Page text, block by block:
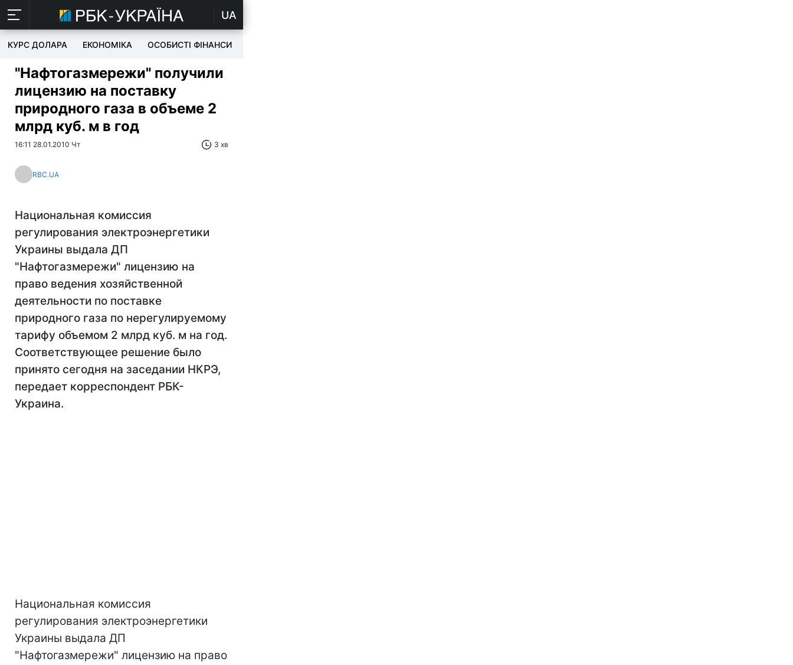
UA
КУРС ДОЛАРА ЕКОНОМІКА ОСОБИСТІ ФІНАНСИ
"Нафтогазмережи" получили
лицензию на поставку
природного газа в объеме 2
млрд куб. м в год
16:11 28.01.2010 Чт 3 хв
RBC.UA
Национальная комиссия
регулирования электроэнергетики
Украины выдала ДП
"Нафтогазмережи" лицензию на
право ведения хозяйственной
деятельности по поставке
природного газа по нерегулируемому
тарифу объемом 2 млрд куб. м на год.
Соответствующее решение было
принято сегодня на заседании НКРЭ,
передает корреспондент РБК-
Украина.
Национальная комиссия
регулирования электроэнергетики
Украины выдала ДП
"Нафтогазмережи" лицензию на право